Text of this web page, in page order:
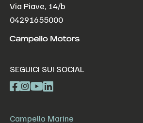
Via Piave, 14/b
04291655000
SEGUICI SUI SOCIAL
Campello Marine